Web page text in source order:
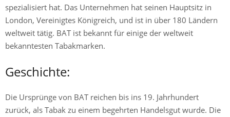
spezialisiert hat. Das Unternehmen hat seinen Hauptsitz in
London, Vereinigtes Königreich, und ist in über 180 Ländern
weltweit tätig. BAT ist bekannt für einige der weltweit
bekanntesten Tabakmarken.
Geschichte:
Die Ursprünge von BAT reichen bis ins 19. Jahrhundert
zurück, als Tabak zu einem begehrten Handelsgut wurde. Die